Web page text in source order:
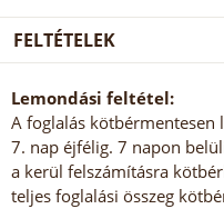
FELTÉTELEK
Lemondási feltétel:
A foglalás kötbérmentesen
7. nap éjfélig. 7 napon
a kerül felszámításra
teljes foglalási összeg